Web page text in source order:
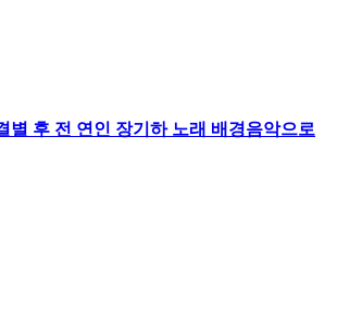
별 후 전 연인 장기하 노래 배경음악으로